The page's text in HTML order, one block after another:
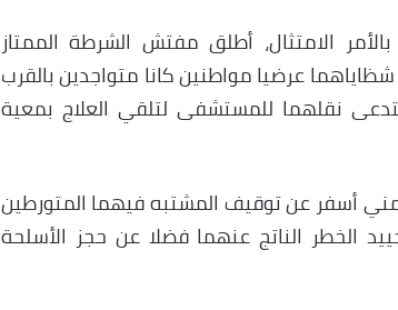
الامتثال، أطلق مفتش الشرطة الممتاز
عرضيا مواطنين كانا متواجدين بالقرب
نقلهما للمستشفى لتلقي العلاج بمعية
أسفر عن توقيف المشتبه فيهما المتورطين
الخطر الناتج عنهما فضلا عن حجز الأسلحة